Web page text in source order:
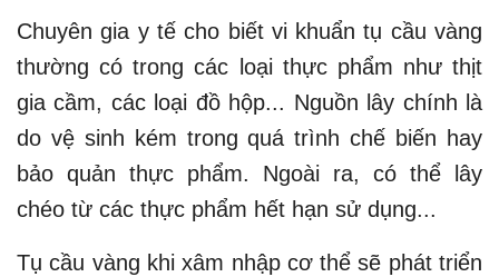
Chuyên gia y tế cho biết vi khuẩn tụ cầu vàng
thường có trong các loại thực phẩm như thịt
gia cầm, các loại đồ hộp... Nguồn lây chính là
do vệ sinh kém trong quá trình chế biến hay
bảo quản thực phẩm. Ngoài ra, có thể lây
chéo từ các thực phẩm hết hạn sử dụng...
Tụ cầu vàng khi xâm nhập cơ thể sẽ phát triển